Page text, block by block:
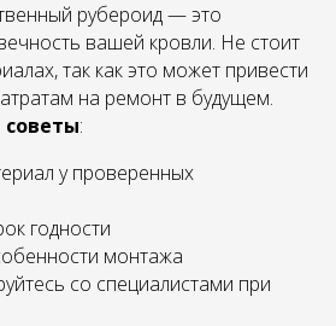
рубероид — это
вашей кровли. Не стоит
так как это может привести
на ремонт в будущем.
:
у проверенных
годности
монтажа
со специалистами при